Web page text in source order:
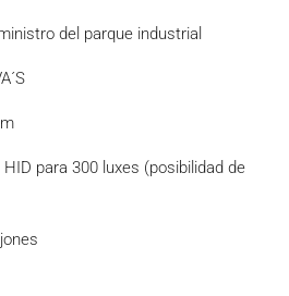
del parque industrial
para 300 luxes (posibilidad de